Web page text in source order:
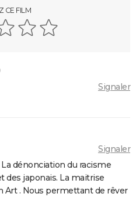
critiques, suite, séances,
de "Mad Max Fury
de super-héros a-
CE FILM
Signaler
Signaler
dénonciation du racisme
des japonais. La maitrise
Art . Nous permettant de rêver